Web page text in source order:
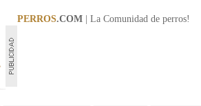
PERROS.COM | La Comunidad de perros!